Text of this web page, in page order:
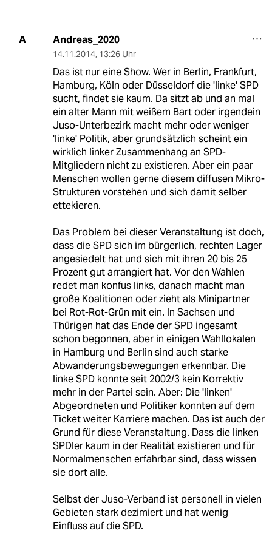
A Andreas_2020
14.11.2014, 13:26 Uhr
Das ist nur eine Show. Wer in Berlin, Frankfurt,
Hamburg, Köln oder Düsseldorf die 'linke' SPD
sucht, findet sie kaum. Da sitzt ab und an mal
ein alter Mann mit weißem Bart oder irgendein
Juso-Unterbezirk macht mehr oder weniger
'linke' Politik, aber grundsätzlich scheint ein
wirklich linker Zusammenhang an SPD-
Mitgliedern nicht zu existieren. Aber ein paar
Menschen wollen gerne diesem diffusen Mikro-
Strukturen vorstehen und sich damit selber
ettekieren.
Das Problem bei dieser Veranstaltung ist doch,
dass die SPD sich im bürgerlich, rechten Lager
angesiedelt hat und sich mit ihren 20 bis 25
Prozent gut arrangiert hat. Vor den Wahlen
redet man konfus links, danach macht man
große Koalitionen oder zieht als Minipartner
bei Rot-Rot-Grün mit ein. In Sachsen und
Thürigen hat das Ende der SPD ingesamt
schon begonnen, aber in einigen Wahllokalen
in Hamburg und Berlin sind auch starke
Abwanderungsbewegungen erkennbar. Die
linke SPD konnte seit 2002/3 kein Korrektiv
mehr in der Partei sein. Aber: Die 'linken'
Abgeordneten und Politiker konnten auf dem
Ticket weiter Karriere machen. Das ist auch der
Grund für diese Veranstaltung. Dass die linken
SPDler kaum in der Realität existieren und für
Normalmenschen erfahrbar sind, dass wissen
sie dort alle.
Selbst der Juso-Verband ist personell in vielen
Gebieten stark dezimiert und hat wenig
Einfluss auf die SPD.